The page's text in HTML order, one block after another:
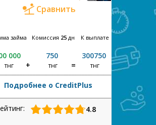
Сравнить
займа
000
тнг
Комиссия 25дн
750
тнг
К выплате
300750
тнг
Подробнее о CreditPlus
4.8